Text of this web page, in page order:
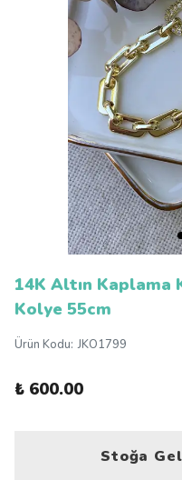
14K Altın Kaplama
Kolye 55cm
Ürün Kodu: JKO1799
₺ 600.00
Stoğa